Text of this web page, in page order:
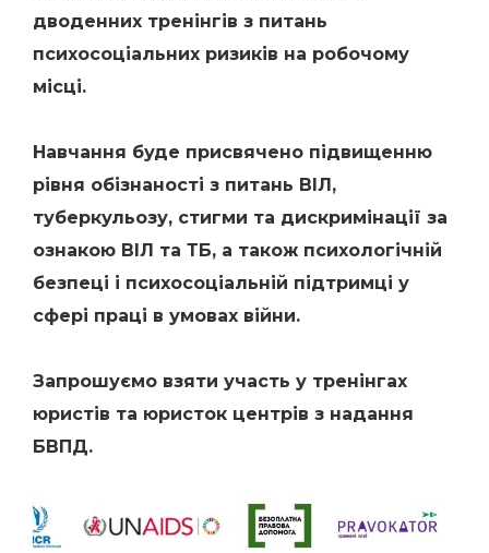
дводенних тренінгів з питань
психосоціальних ризиків на робочому
місці.
Навчання буде присвячено підвищенню
рівня обізнаності з питань ВІЛ,
туберкульозу, стигми та дискримінації за
ознакою ВІЛ та ТБ, а також психологічній
безпеці і психосоціальній підтримці у
сфері праці в умовах війни.
Запрошуємо взяти участь у тренінгах
юристів та юристок центрів з надання
БВПД.